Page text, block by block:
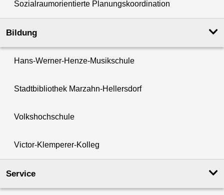
Sozialraumorientierte Planungskoordination
Bildung
Hans-Werner-Henze-Musikschule
Stadtbibliothek Marzahn-Hellersdorf
Volkshochschule
Victor-Klemperer-Kolleg
Service